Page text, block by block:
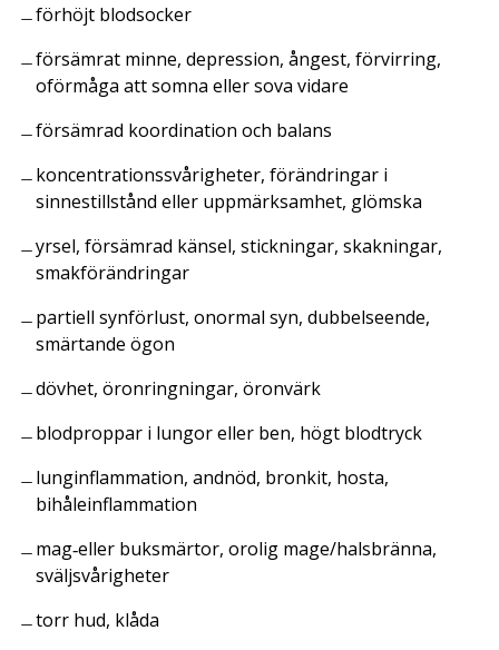
förhöjt blodsocker
försämrat minne, depression, ångest, förvirring,
oförmåga att somna eller sova vidare
försämrad koordination och balans
koncentrationssvårigheter, förändringar i
sinnestillstånd eller uppmärksamhet, glömska
yrsel, försämrad känsel, stickningar, skakningar,
smakförändringar
partiell synförlust, onormal syn, dubbelseende,
smärtande ögon
dövhet, öronringningar, öronvärk
blodproppar i lungor eller ben, högt blodtryck
lunginflammation, andnöd, bronkit, hosta,
bihåleinflammation
mag‑eller buksmärtor, orolig mage/halsbränna,
sväljsvårigheter
torr hud, klåda